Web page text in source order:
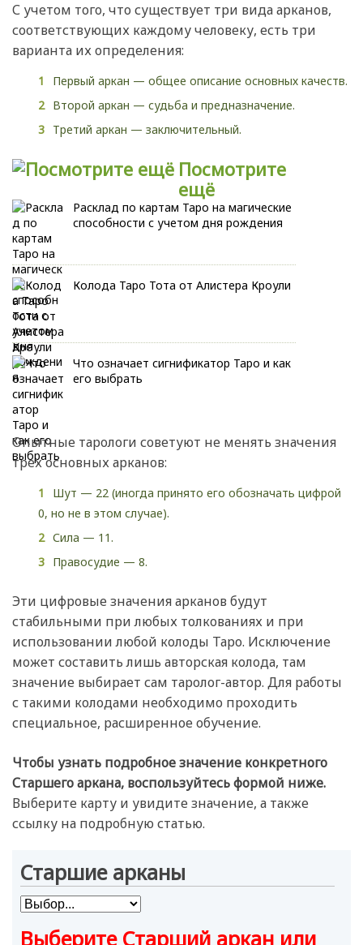
С учетом того, что существует три вида арканов,
соответствующих каждому человеку, есть три
варианта их определения:
Первый аркан — общее описание основных качеств.
Второй аркан — судьба и предназначение.
Третий аркан — заключительный.
Посмотрите
ещё
Расклад по картам Таро на магические
способности с учетом дня рождения
Колода Таро Тота от Алистера Кроули
Что означает сигнификатор Таро и как
его выбрать
Опытные тарологи советуют не менять значения
трех основных арканов:
Шут — 22 (иногда принято его обозначать цифрой
0, но не в этом случае).
Сила — 11.
Правосудие — 8.
Эти цифровые значения арканов будут
стабильными при любых толкованиях и при
использовании любой колоды Таро. Исключение
может составить лишь авторская колода, там
значение выбирает сам таролог-автор. Для работы
с такими колодами необходимо проходить
специальное, расширенное обучение.
Чтобы узнать подробное значение конкретного
Старшего аркана, воспользуйтесь формой ниже.
Выберите карту и увидите значение, а также
ссылку на подробную статью.
Старшие арканы
Выберите Старший аркан или